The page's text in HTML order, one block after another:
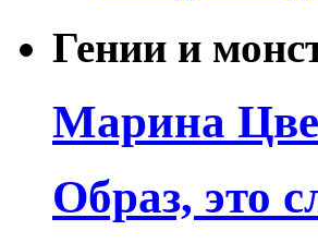
Гении и
Марина
Образ, это